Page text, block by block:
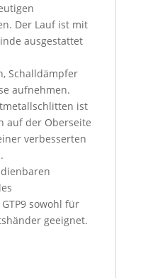
Der Lauf ist mit
ausgestattet
Schalldämpfer
aufnehmen.
ist
auf der Oberseite
verbesserten
sowohl für
geeignet.